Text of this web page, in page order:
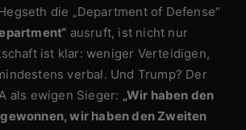
die „Department of Defense“
ausruft, ist nicht nur
ist klar: weniger Verteidigen,
verbal. Und Trump? Der
als ewigen Sieger: „Wir haben den
wir haben den Zweiten